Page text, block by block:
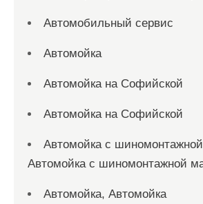
Автомобильный сервис
Автомойка
Автомойка на Софийской
Автомойка на Софийской
Автомойка с
Автомойка с шиномонтажной
Автомойка, Автомойка